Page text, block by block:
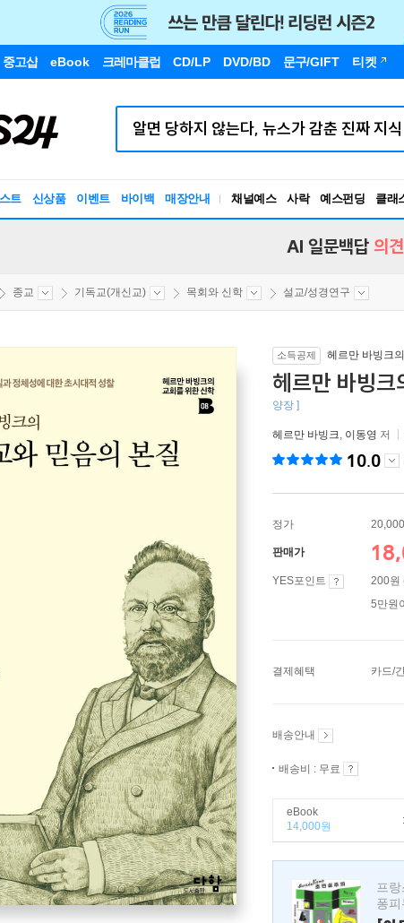
중고샵 eBook 크레마클럽 CD/LP DVD/BD 문구/GIFT 티켓
트 신상품 이벤트 바이백 매장안내 채널예스 사락 예스펀딩 클래
AI 일문백답 의
종교 기독교(개신교) 목회와 신학 설교/성경연구
소득공제 헤르만 바빙크
헤르만 바빙크
양장 ]
헤르만 바빙크, 이동영 저
10.0
정가
판매가
YES포인트
200원
5만원
결제혜택 카드/
배송안내
배송비 : 무료
eBook
14,000원
프랑
퐁